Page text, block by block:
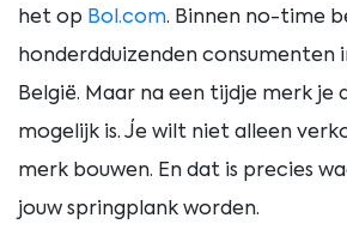
het op Bol.com. Binnen no-time
honderdduizenden consumenten
België. Maar na een tijdje merk je
mogelijk is. Je wilt niet alleen
merk bouwen. En dat is precies
jouw springplank worden.